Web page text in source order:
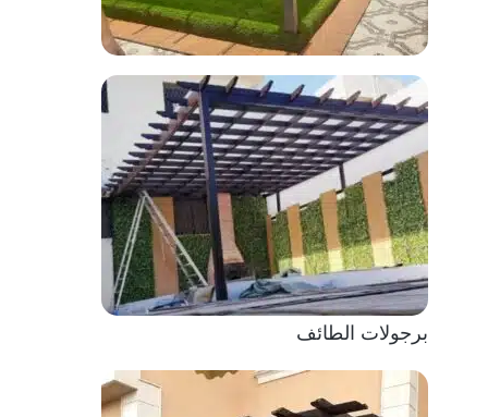
برجولات الطائف